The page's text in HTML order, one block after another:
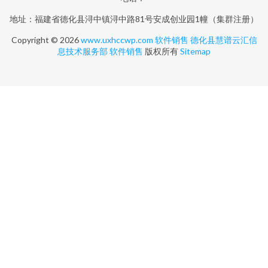
地址：福建省德化县浔中镇浔中路81号安成创业园1幢（集群注册）
Copyright © 2026www.uxhccwp.com 软件销售 德化县慧谱云汇信
息技术服务部软件销售 版权所有Sitemap